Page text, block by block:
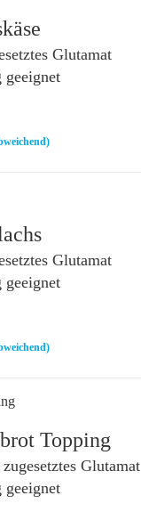
Glutamat
geeignet
Glutamat
geeignet
Topping
Glutamat
geeignet